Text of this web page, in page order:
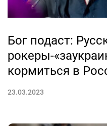
Бог подаст:
рокеры-
кормиться в
23.03.2023